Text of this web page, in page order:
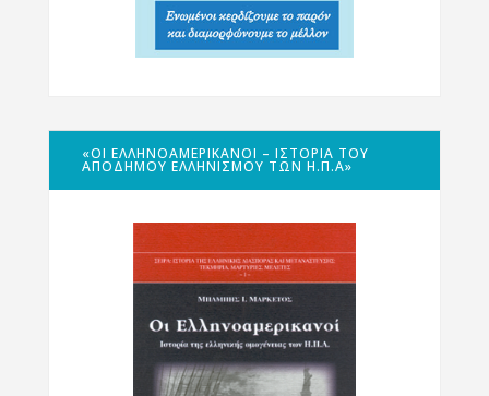
«ΟΙ ΕΛΛΗΝΟΑΜΕΡΙΚΑΝΟΊ – ΙΣΤΟΡΊΑ ΤΟΥ
ΑΠΌΔΗΜΟΥ ΕΛΛΗΝΙΣΜΟΎ ΤΩΝ Η.Π.Α»